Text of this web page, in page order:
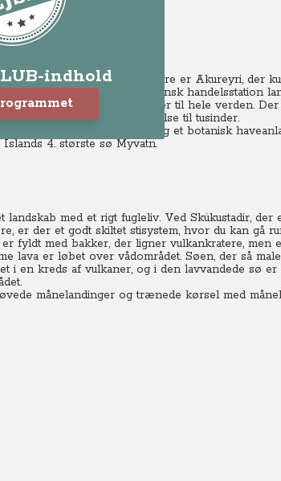
indhold
kanter, men ikke desto mindre er Akureyri, der
etableret som en dansk handelsstation
blev eksporteret i tønder til hele verden.
og skaber beskæftigelse til tusinder.
så som Akureyri Kirke og et botanisk
4. største sø Myvatn.
med et rigt fugleliv. Ved Skúkustadir, der
er der et godt skiltet stisystem, hvor du kan gå
fyldt med bakker, der ligner vulkankratere, men
lava er løbet over vådområdet. Søen, der så
i en kreds af vulkaner, og i den lavvandede sø er
månelandinger og trænede kørsel med